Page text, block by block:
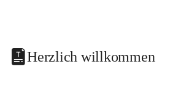
Herzlich willkommen